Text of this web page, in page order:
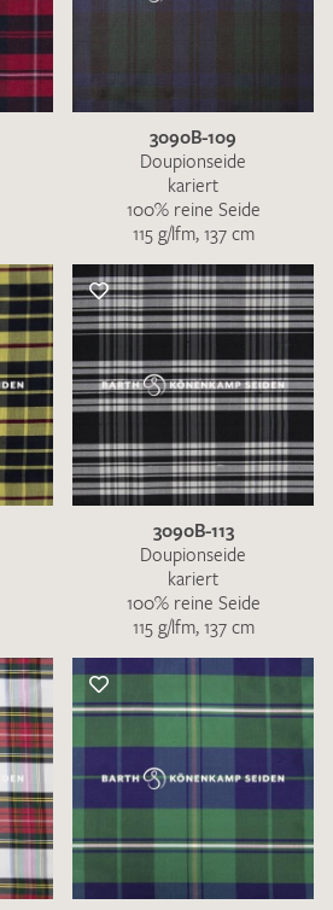
3090B-109
Doupionseide
kariert
100% reine Seide
115 g/lfm, 137 cm
3090B-113
Doupionseide
kariert
100% reine Seide
115 g/lfm, 137 cm